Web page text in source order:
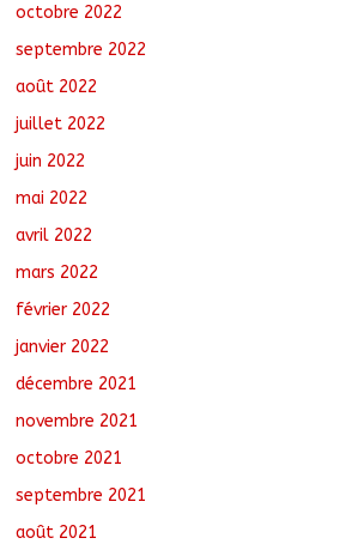
octobre 2022
septembre 2022
août 2022
juillet 2022
juin 2022
mai 2022
avril 2022
mars 2022
février 2022
janvier 2022
décembre 2021
novembre 2021
octobre 2021
septembre 2021
août 2021